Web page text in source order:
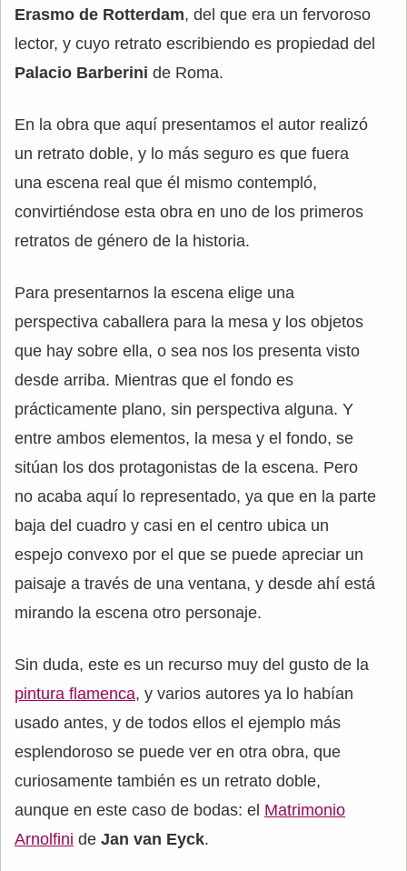
Erasmo de Rotterdam, del que era un fervoroso
lector, y cuyo retrato escribiendo es propiedad del
Palacio Barberini de Roma.
En la obra que aquí presentamos el autor realizó
un retrato doble, y lo más seguro es que fuera
una escena real que él mismo contempló,
convirtiéndose esta obra en uno de los primeros
retratos de género de la historia.
Para presentarnos la escena elige una
perspectiva caballera para la mesa y los objetos
que hay sobre ella, o sea nos los presenta visto
desde arriba. Mientras que el fondo es
prácticamente plano, sin perspectiva alguna. Y
entre ambos elementos, la mesa y el fondo, se
sitúan los dos protagonistas de la escena. Pero
no acaba aquí lo representado, ya que en la parte
baja del cuadro y casi en el centro ubica un
espejo convexo por el que se puede apreciar un
paisaje a través de una ventana, y desde ahí está
mirando la escena otro personaje.
Sin duda, este es un recurso muy del gusto de la
pintura flamenca, y varios autores ya lo habían
usado antes, y de todos ellos el ejemplo más
esplendoroso se puede ver en otra obra, que
curiosamente también es un retrato doble,
aunque en este caso de bodas: el Matrimonio
Arnolfini de Jan van Eyck.